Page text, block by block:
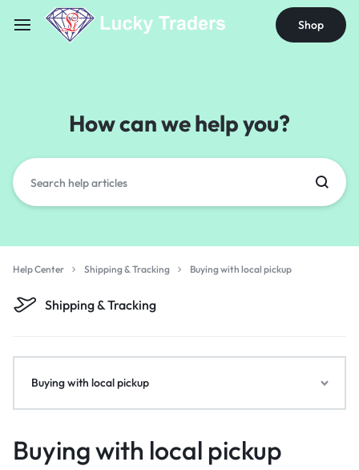
Shop
How can we help you?
Help Center Shipping & Tracking Buying with local pickup
Shipping & Tracking
Buying with local pickup
Buying with local pickup